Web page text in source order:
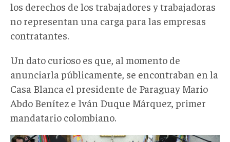
los derechos de los trabajadores y trabajadoras
no representan una carga para las empresas
contratantes.
Un dato curioso es que, al momento de
anunciarla públicamente, se encontraban en la
Casa Blanca el presidente de Paraguay Mario
Abdo Benítez e Iván Duque Márquez, primer
mandatario colombiano.